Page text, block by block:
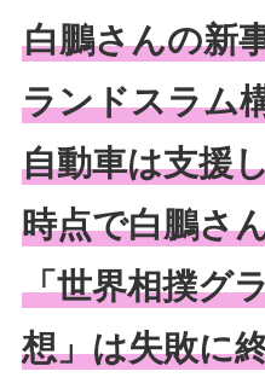
白鵬さんの新
ランドスラム
自動車は支援
時点で白鵬さ
「世界相撲グ
想」は失敗に